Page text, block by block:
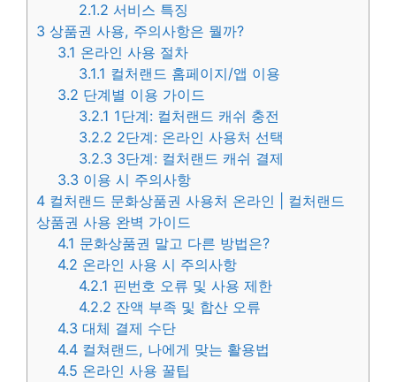
2.1.2 서비스 특징
3 상품권 사용, 주의사항은 뭘까?
3.1 온라인 사용 절차
3.1.1 컬처랜드 홈페이지/앱 이용
3.2 단계별 이용 가이드
3.2.1 1단계: 컬처랜드 캐쉬 충전
3.2.2 2단계: 온라인 사용처 선택
3.2.3 3단계: 컬처랜드 캐쉬 결제
3.3 이용 시 주의사항
4 컬처랜드 문화상품권 사용처 온라인 | 컬처랜드
상품권 사용 완벽 가이드
4.1 문화상품권 말고 다른 방법은?
4.2 온라인 사용 시 주의사항
4.2.1 핀번호 오류 및 사용 제한
4.2.2 잔액 부족 및 합산 오류
4.3 대체 결제 수단
4.4 컬쳐랜드, 나에게 맞는 활용법
4.5 온라인 사용 꿀팁